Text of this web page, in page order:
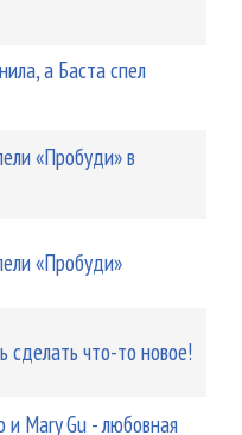
а Баста спел
«Пробуди» в
«Пробуди»
что-то новое!
Mary Gu - любовная